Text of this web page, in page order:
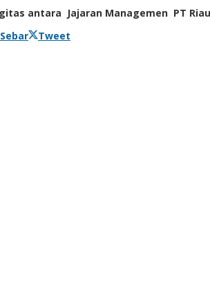
antara Jajaran Managemen PT
Sebar
Tweet